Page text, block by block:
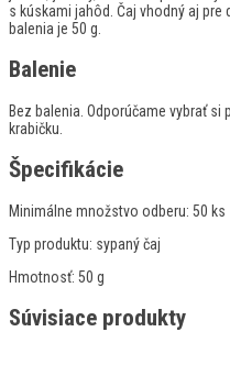
s kúskami jahôd. Čaj vhodný aj pre
balenia je 50 g.
Balenie
Bez balenia. Odporúčame vybrať si
krabičku.
Špecifikácie
Minimálne množstvo odberu: 50 ks
Typ produktu: sypaný čaj
Hmotnosť: 50 g
Súvisiace produkty